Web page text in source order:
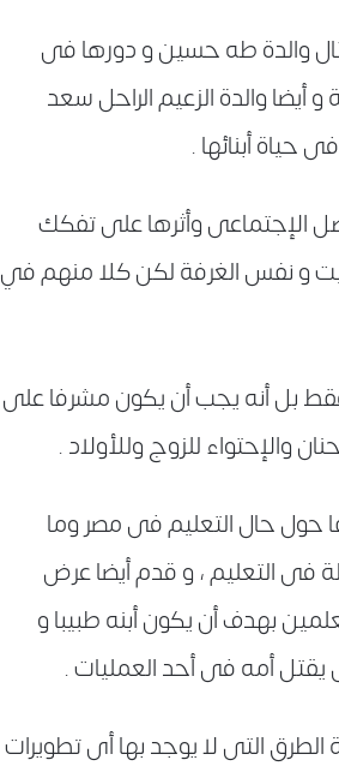
والدة طه حسين و دورها فى
أيضا والدة الزعيم الراحل سعد
حياة أبنائها .
الإجتماعى وأثرها على تفكك
و نفس الغرفة لكن كلا منهم في
بل أنه يجب أن يكون مشرفا على
والإحتواء للزوج وللأولاد .
حول حال التعليم فى مصر وما
وذكر ترتيب مصر فى المركز الـ139 على 140 دولة فى التعليم ، و قدم أيضا عرض
بهدف أن يكون أبنه طبيبا و
يقتل أمه فى أحد العمليات .
التى لا يوجد بها أى تطويرات